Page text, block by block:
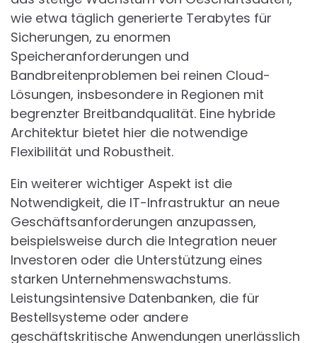
wie etwa täglich generierte Terabytes für
Sicherungen, zu enormen
Speicheranforderungen und
Bandbreitenproblemen bei reinen Cloud-
Lösungen, insbesondere in Regionen mit
begrenzter Breitbandqualität. Eine hybride
Architektur bietet hier die notwendige
Flexibilität und Robustheit.
Ein weiterer wichtiger Aspekt ist die
Notwendigkeit, die IT-Infrastruktur an neue
Geschäftsanforderungen anzupassen,
beispielsweise durch die Integration neuer
Investoren oder die Unterstützung eines
starken Unternehmenswachstums.
Leistungsintensive Datenbanken, die für
Bestellsysteme oder andere
geschäftskritische Anwendungen unerlässlich